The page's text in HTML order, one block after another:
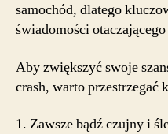
samochód, dlatego
świadomości
Aby zwiększyć swoje
crash, warto przestrzegać
1. Zawsze bądź czujny i